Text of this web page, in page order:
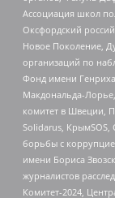
Ассоциация школ
Оксфордский
Новое Поколение,
организаций по
Фонд имени
Макдональда-
комитет в Швеции,
Solidarus, КрымSOS,
борьбы с
имени Бориса
журналистов
Комитет-2024,